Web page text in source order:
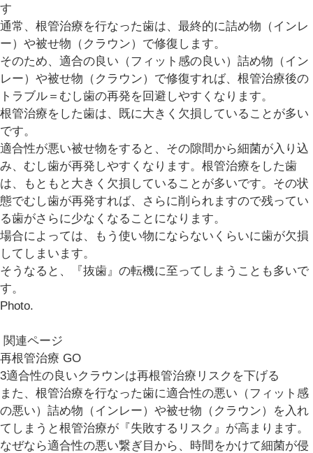
す
通常、根管治療を行なった歯は、最終的に詰め物（インレ
ー）や被せ物（クラウン）で修復します。
そのため、適合の良い（フィット感の良い）詰め物（イン
レー）や被せ物（クラウン）で修復すれば、根管治療後の
トラブル＝むし歯の再発を回避しやすくなります。
根管治療をした歯は、既に大きく欠損していることが多い
です。
適合性が悪い被せ物をすると、その隙間から細菌が入り込
み、むし歯が再発しやすくなります。根管治療をした歯
は、もともと大きく欠損していることが多いです。その状
態でむし歯が再発すれば、さらに削られますので残ってい
る歯がさらに少なくなることになります。
場合によっては、もう使い物にならないくらいに歯が欠損
してしまいます。
そうなると、『抜歯』の転機に至ってしまうことも多いで
す。
Photo.
関連ページ
再根管治療 GO
3適合性の良いクラウンは再根管治療リスクを下げる
また、根管治療を行なった歯に適合性の悪い（フィット感
の悪い）詰め物（インレー）や被せ物（クラウン）を入れ
てしまうと根管治療が 『失敗するリスク』 が高まります。
なぜなら適合性の悪い繋ぎ目から、時間をかけて細菌が侵